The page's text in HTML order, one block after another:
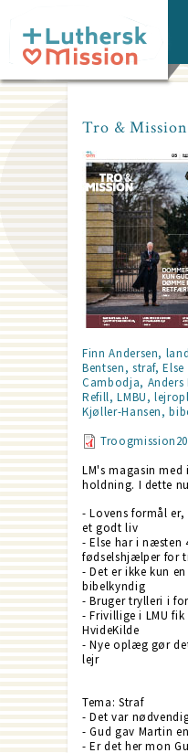
main
content
Tro &
Finn Andersen,
Bentsen, straf,
Cambodja,
Refill, LMBU,
Kjøller-Hansen,
LM's magasin
holdning. I dette
- Lovens formål
et godt liv
- Else har i næsten
fødselshjælper for
- Det er ikke kun
bibelkyndig
- Bruger trylleri i
- Frivillige i LMU
HvideKilde
- Nye oplæg gør
lejr
Tema: Straf
- Det var
- Gud gav Martin
- Er det her mon